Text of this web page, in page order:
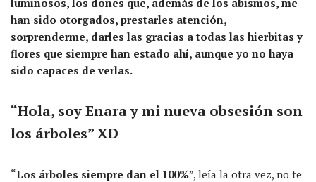
han sido otorgados, prestarles atención,
sorprenderme, darles las gracias a todas las hierbitas y
flores que siempre han estado ahí, aunque yo no haya
sido capaces de verlas.
“Hola, soy Enara y mi nueva obsesión son
los árboles” XD
“Los árboles siempre dan el 100%”, leía la otra vez, no te